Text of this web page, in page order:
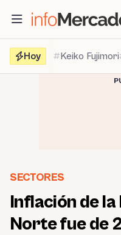
contenido
Hoy
Keiko Fujimori
SECTORES
Inflación de
Norte fue de